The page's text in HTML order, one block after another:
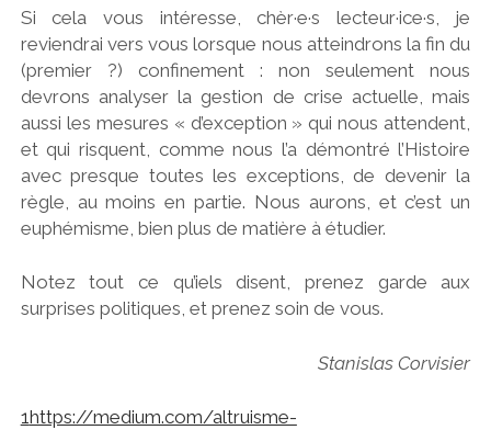
Si cela vous intéresse, chèr·e·s lecteur·ice·s, je
reviendrai vers vous lorsque nous atteindrons la fin du
(premier ?) confinement : non seulement nous
devrons analyser la gestion de crise actuelle, mais
aussi les mesures « d’exception » qui nous attendent,
et qui risquent, comme nous l’a démontré l’Histoire
avec presque toutes les exceptions, de devenir la
règle, au moins en partie. Nous aurons, et c’est un
euphémisme, bien plus de matière à étudier.
Notez tout ce qu’iels disent, prenez garde aux
surprises politiques, et prenez soin de vous.
Stanislas Corvisier
1https://medium.com/altruisme-